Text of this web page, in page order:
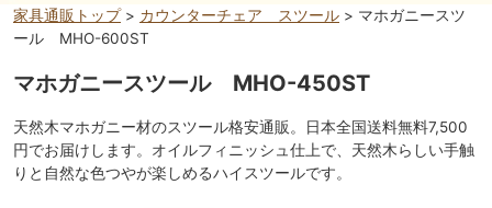
家具通販トップ> カウンターチェア スツール > マホガニースツ
ール MHO-600ST
マホガニースツール MHO-450ST
天然木マホガニー材のスツール格安通販。日本全国送料無料7,500
円でお届けします。オイルフィニッシュ仕上で、天然木らしい手触
りと自然な色つやが楽しめるハイスツールです。